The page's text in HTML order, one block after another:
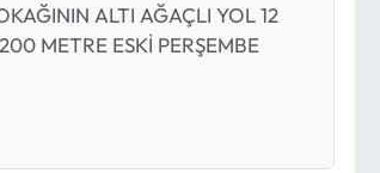
ALTI AĞAÇLI YOL 12
METRE ESKİ PERŞEMBE